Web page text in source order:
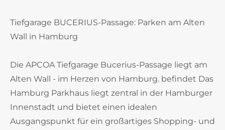
Tiefgarage BUCERIUS-Passage: Parken am Alten
Wall in Hamburg
Die APCOA Tiefgarage Bucerius-Passage liegt am
Alten Wall - im Herzen von Hamburg. befindet Das
Hamburg Parkhaus liegt zentral in der Hamburger
Innenstadt und bietet einen idealen
Ausgangspunkt für ein großartiges Shopping- und